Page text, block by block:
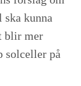
ska kunna
blir mer
solceller på